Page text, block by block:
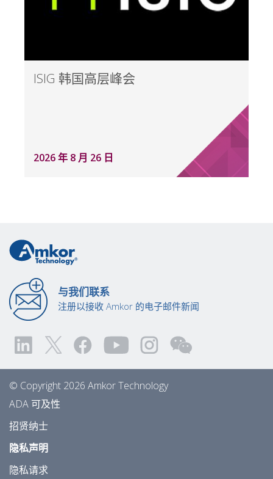
ISIG 韩国高层峰会
2026 年 8 月 26 日
与我们联系
注册以接收 Amkor 的电子邮件新闻
© Copyright 2026 Amkor Technology
ADA 可及性
招贤纳士
隐私声明
隐私请求